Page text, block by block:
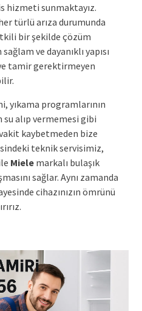
hizmeti sunmaktayız.
türlü arıza durumunda
bir şekilde çözüm
ve dayanıklı yapısı
tamir gerektirmeyen
yıkama programlarının
su alıp vermemesi gibi
kaybetmeden bize
teknik servisimiz,
Mielemarkalı bulaşık
sağlar. Aynı zamanda
cihazınızın ömrünü